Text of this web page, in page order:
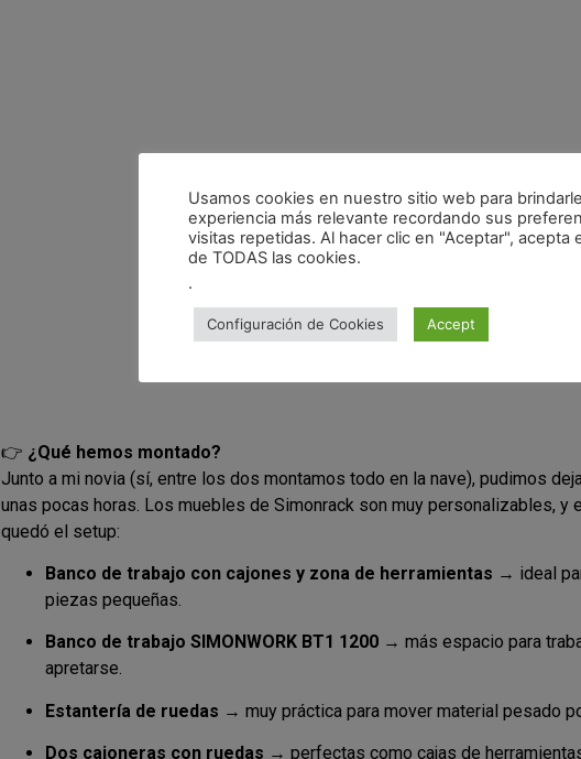
👉 ¿Qué hemos montado?
Junto a mi novia (sí, entre los dos montamos todo en la nave), pudimos
unas pocas horas. Los muebles de Simonrack son muy personalizables, y
quedó el setup:
Banco de trabajo con cajones y zona de herramientas → ideal
piezas pequeñas.
Banco de trabajo SIMONWORK BT1 1200 → más espacio para
apretarse.
Estantería de ruedas → muy práctica para mover material pesado
Dos cajoneras con ruedas → perfectas como cajas de
Usamos cookies en nuestro sitio web para
experiencia más relevante recordando sus
visitas repetidas. Al hacer clic en "Aceptar", acepta
de TODAS las cookies.
.
Configuración de Cookies Accept